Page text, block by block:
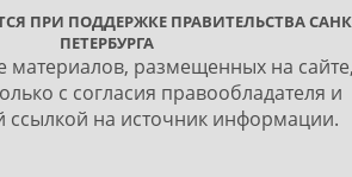
ПРИ ПОДДЕРЖКЕ ПРАВИТЕЛЬСТВА
ПЕТЕРБУРГА
материалов, размещенных на
с согласия правообладателя и
ссылкой на источник информации.